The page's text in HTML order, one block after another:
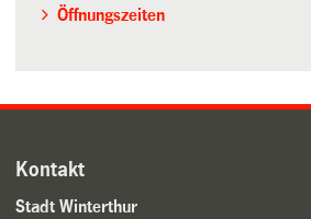
Öffnungszeiten
Kontakt
Stadt Winterthur